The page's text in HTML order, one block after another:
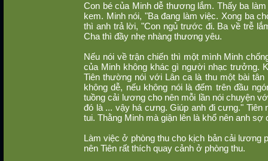
Con bé của Minh dễ thương lắm. Thấy ba
kem. Minh nói, "Ba đang làm việc. Xong ba
thì anh trả lời, "Con ngủ trước đi. Ba về trễ
Cha thì đầy nhẹ nhàng thương yêu.
Nếu nói về trận chiến thì một mình Minh
của Minh không khác gì người nhạc trưởng.
Tiên thường nói với Lân ca là thu một bài
không dễ, nếu không nói là đếm trên đầu
tuồng cải lương cho nên mỗi lần nói chuyện
đó là ... vậy há cưng. Giúp anh đi cưng."
tui. Thằng Minh mà giận lên là khổ nên anh
Làm việc ở phòng thu cho kịch bản cải lương
nên Tiên rất thích quay cảnh ở phòng thu.